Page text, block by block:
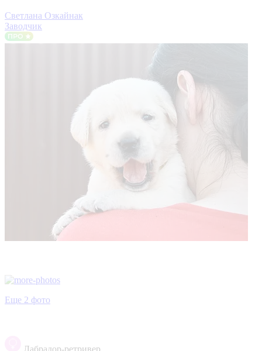
Светлана Озкайнак
Заводчик
Еще 2 фото
Лабрадор-ретривер